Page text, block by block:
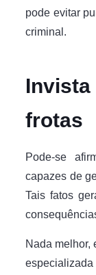
pode evitar
criminal.
frotas
Pode-se
capazes de
Tais fatos
Nada melhor,
especializada